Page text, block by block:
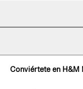
Conviértete en H&M